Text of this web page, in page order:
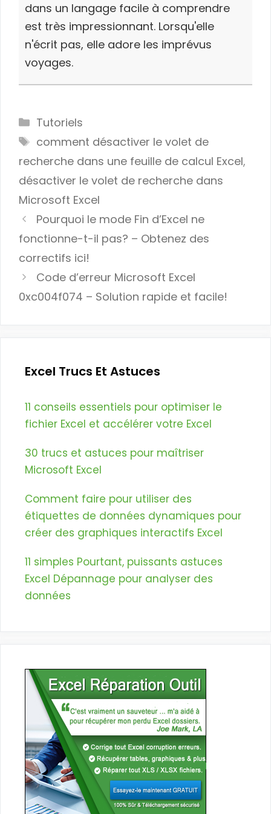
dans un langage facile à comprendre
est très impressionnant. Lorsqu'elle
n'écrit pas, elle adore les imprévus
voyages.
Categories
Tutoriels
Tags
comment désactiver le volet de
recherche dans une feuille de calcul Excel,
désactiver le volet de recherche dans
Microsoft Excel
Pourquoi le mode Fin d’Excel ne
fonctionne-t-il pas? – Obtenez des
correctifs ici!
Code d’erreur Microsoft Excel
0xc004f074 – Solution rapide et facile!
Excel Trucs Et Astuces
11 conseils essentiels pour optimiser le
fichier Excel et accélérer votre Excel
30 trucs et astuces pour maîtriser
Microsoft Excel
Comment faire pour utiliser des
étiquettes de données dynamiques pour
créer des graphiques interactifs Excel
11 simples Pourtant, puissants astuces
Excel Dépannage pour analyser des
données